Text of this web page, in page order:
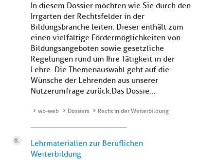
In diesem Dossier möchten wie Sie durch den
Irrgarten der Rechtsfelder in der
Bildungsbranche leiten. Dieser enthält zum
einen vielfältige Fördermöglichkeiten von
Bildungsangeboten sowie gesetzliche
Regelungen rund um Ihre Tätigkeit in der
Lehre. Die Themenauswahl geht auf die
Wünsche der Lehrenden aus unserer
Nutzerumfrage zurück.Das Dossie...
wb-web Dossiers Recht in der Weiterbildung
Lehrmaterialien zur Beruflichen
Weiterbildung